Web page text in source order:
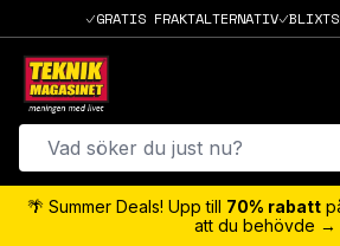
GRATIS FRAKTALTERNATIV
🌴 Summer Deals! Upp till 70% rabatt
att du behövde →